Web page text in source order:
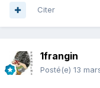
Citer
1frangin
Posté(e) 13